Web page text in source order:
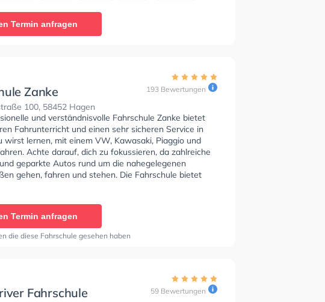
der Schule. Wir empfehlen dir auch online-theorie
zu absolvieren, um dich gut auf die theoretische
Bewertung: "Eine super freundliche fahrschule
Termin anfragen
Zanke
100, 58452 Hagen
193 Bewertungen
und verständnisvolle Fahrschule Zanke bietet
Fahrunterricht und einen sehr sicheren Service in
wirst lernen, mit einem VW, Kawasaki, Piaggio und
Achte darauf, dich zu fokussieren, da zahlreiche
geparkte Autos rund um die nahegelegenen
gehen, fahren und stehen. Die Fahrschule bietet
um deine Klasse A1, Klasse B, Klasse A,
Klasse B96, B196, B197, Klasse
B197 zu erhalten. Wir empfehlen dir auch online-
am PC zu absolvieren, um dich gut auf die
Prüfung. Letzte Bewertung: "Die Fahrlehrer sind sehr
Termin anfragen
die diese Fahrschule gesehen haben
Fahrschule 59 Bewertungen